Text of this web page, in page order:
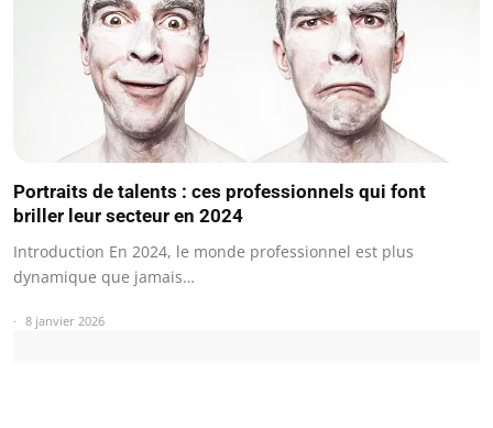
Portraits de talents : ces professionnels qui font
briller leur secteur en 2024
Introduction En 2024, le monde professionnel est plus
dynamique que jamais…
8 janvier 2026